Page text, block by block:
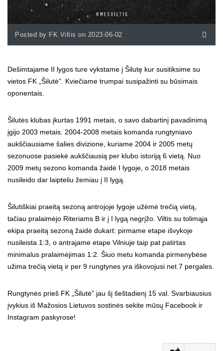
Posted by FK Viltis on 2023-06-02
Dešimtajame II lygos ture vykstame į Šilutę kur susitiksime su
vietos FK „Šilutė”. Kviečiame trumpai susipažinti su būsimais
oponentais.
Šilutės klubas įkurtas 1991 metais, o savo dabartinį pavadinimą
įgijo 2003 metais. 2004-2008 metais komanda rungtyniavo
aukščiausiame šalies divizione, kuriame 2004 ir 2005 metų
sezonuose pasiekė aukščiausią per klubo istoriją 6 vietą. Nuo
2009 metų sezono komanda žaidė I lygoje, o 2018 metais
nusileido dar laipteliu žemiau į II lygą.
Šilutiškiai praeitą sezoną antrojoje lygoje užėmė trečią vietą,
tačiau pralaimėjo Riteriams B ir į I lygą negrįžo. Viltis su tolimąja
ekipa praeitą sezoną žaidė dukart: pirmame etape išvykoje
nusileista 1:3, o antrajame etape Vilniuje taip pat patirtas
minimalus pralaimėjimas 1:2. Šiuo metu komanda pirmenybėse
užima trečią vietą ir per 9 rungtynes yra iškovojusi net 7 pergales.
Rungtynės prieš FK „Šilutė” jau šį šeštadienį 15 val. Svarbiausius
įvykius iš Mažosios Lietuvos sostinės sekite mūsų Facebook ir
Instagram paskyrose!